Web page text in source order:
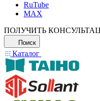
RuTube
MAX
ПОЛУЧИТЬ
Поиск
Каталог